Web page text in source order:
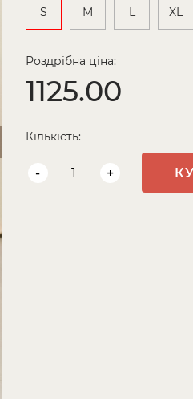
S M L XL
Роздрібна ціна:
1125.00
Кількість:
- +